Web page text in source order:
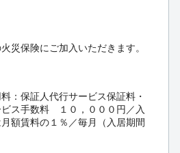
災保険にご加入いただきます。
：保証人代行サービス保証料・
ビス手数料 １０，０００円／入
額賃料の１％／毎月（入居期間